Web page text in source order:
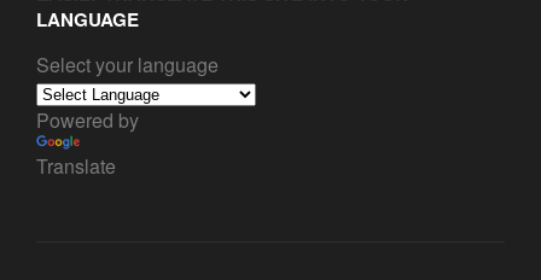
LANGUAGE
Select your language
Powered by
Translate